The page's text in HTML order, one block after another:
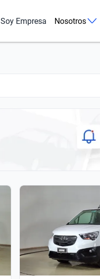
Soy Empresa Nosotros